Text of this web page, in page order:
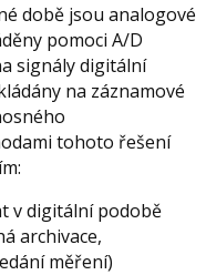
době jsou analogové
pomoci A/D
signály digitální
na záznamové
tohoto řešení
v digitální podobě
archivace,
měření)